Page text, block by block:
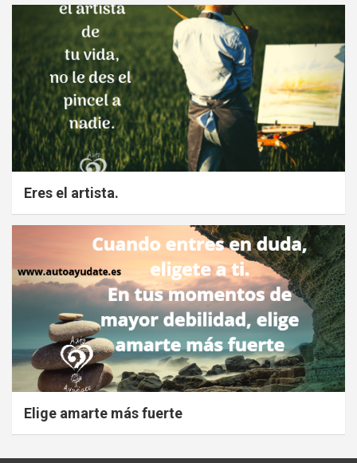
Eres el artista.
Elige amarte más fuerte